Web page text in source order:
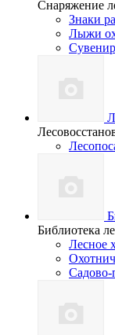
Снаряжение
Знаки
Лыжи
Библиотека
Лесное
Садово-